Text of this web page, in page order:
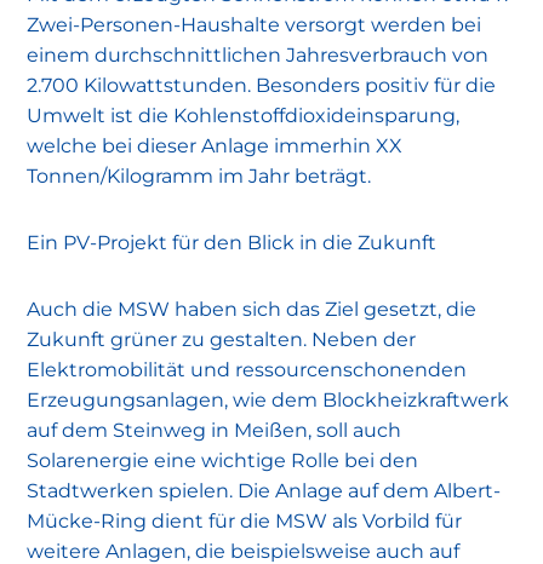
Zwei-Personen-Haushalte versorgt werden bei
einem durchschnittlichen Jahresverbrauch von
2.700 Kilowattstunden. Besonders positiv für die
Umwelt ist die Kohlenstoffdioxideinsparung,
welche bei dieser Anlage immerhin XX
Tonnen/Kilogramm im Jahr beträgt.
Ein PV-Projekt für den Blick in die Zukunft
Auch die MSW haben sich das Ziel gesetzt, die
Zukunft grüner zu gestalten. Neben der
Elektromobilität und ressourcenschonenden
Erzeugungsanlagen, wie dem Blockheizkraftwerk
auf dem Steinweg in Meißen, soll auch
Solarenergie eine wichtige Rolle bei den
Stadtwerken spielen. Die Anlage auf dem Albert-
Mücke-Ring dient für die MSW als Vorbild für
weitere Anlagen, die beispielsweise auch auf